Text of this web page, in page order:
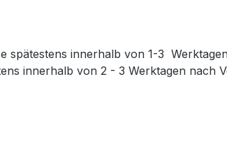
spätestens innerhalb von 1-3
innerhalb von 2 - 3 Werktagen nach